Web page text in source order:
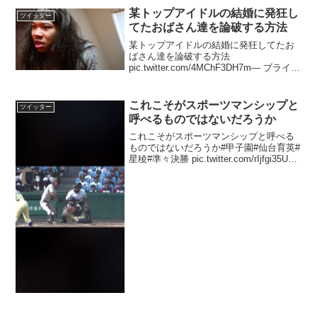
ツイッター
某トップアイドルの結婚に発狂し
てたおばさん達を論破する方法
某トップアイドルの結婚に発狂してたお
ばさん達を論破する方法
pic.twitter.com/4MChF3DH7m— ブライア
ツイッター
これこそがスポーツマンシップと
呼べるものではないだろうか
これこそがスポーツマンシップと呼べる
ものではないだろうか#甲子園#仙台育英#
星稜#準々決勝 pic.twitter.com/rIjfgi35Uo